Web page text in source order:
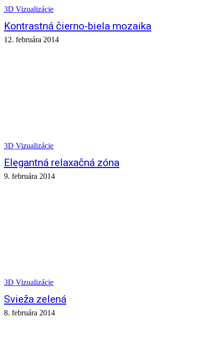
3D Vizualizácie
Kontrastná čierno-biela mozaika
12. februára 2014
3D Vizualizácie
Elegantná relaxačná zóna
9. februára 2014
3D Vizualizácie
Svieža zelená
8. februára 2014